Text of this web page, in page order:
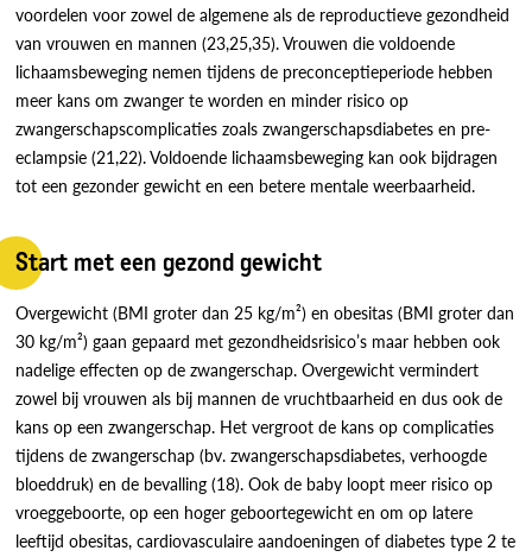
voordelen voor zowel de algemene als de reproductieve gezondheid
van vrouwen en mannen (23,25,35). Vrouwen die voldoende
lichaamsbeweging nemen tijdens de preconceptieperiode hebben
meer kans om zwanger te worden en minder risico op
zwangerschapscomplicaties zoals zwangerschapsdiabetes en pre-
eclampsie (21,22). Voldoende lichaamsbeweging kan ook bijdragen
tot een gezonder gewicht en een betere mentale weerbaarheid.
Start met een gezond gewicht
Overgewicht (BMI groter dan 25 kg/m²) en obesitas (BMI groter dan
30 kg/m²) gaan gepaard met gezondheidsrisico’s maar hebben ook
nadelige effecten op de zwangerschap. Overgewicht vermindert
zowel bij vrouwen als bij mannen de vruchtbaarheid en dus ook de
kans op een zwangerschap. Het vergroot de kans op complicaties
tijdens de zwangerschap (bv. zwangerschapsdiabetes, verhoogde
bloeddruk) en de bevalling (18). Ook de baby loopt meer risico op
vroeggeboorte, op een hoger geboortegewicht en om op latere
leeftijd obesitas, cardiovasculaire aandoeningen of diabetes type 2 te